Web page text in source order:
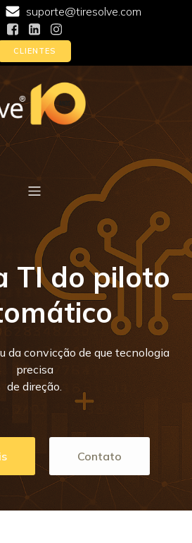
suporte@tiresolve.com
CLIENTES
TI do piloto
da convicção de que tecnologia
precisa
de direção.
Contato